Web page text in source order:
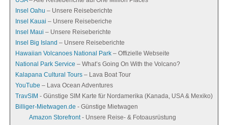
Insel Oahu – Unsere Reiseberichte
Insel Kauai – Unsere Reiseberiche
Insel Maui – Unsere Reiseberichte
Insel Big Island – Unsere Reiseberichte
Hawaiian Volcanoes National Park – Offizielle Webseite
National Park Service – What’s Going On With the Volcano?
Kalapana Cultural Tours – Lava Boat Tour
YouTube – Lava Ocean Adventures
TravSIM - Günstige SIM Karte für Nordamerika (Kanada, USA & Mexiko)
Billiger-Mietwagen.de - Günstige Mietwagen
Amazon Storefront- Unsere Reise- & Fotoausrüstung